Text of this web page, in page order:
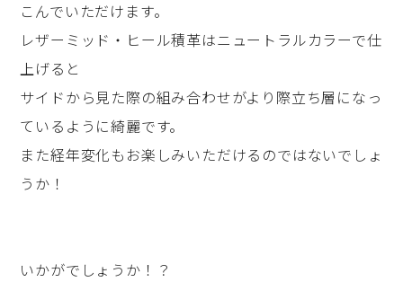
こんでいただけます。
レザーミッド・ヒール積革はニュートラルカラーで仕
上げると
サイドから見た際の組み合わせがより際立ち層になっ
ているように綺麗です。
また経年変化もお楽しみいただけるのではないでしょ
うか！
いかがでしょうか！？